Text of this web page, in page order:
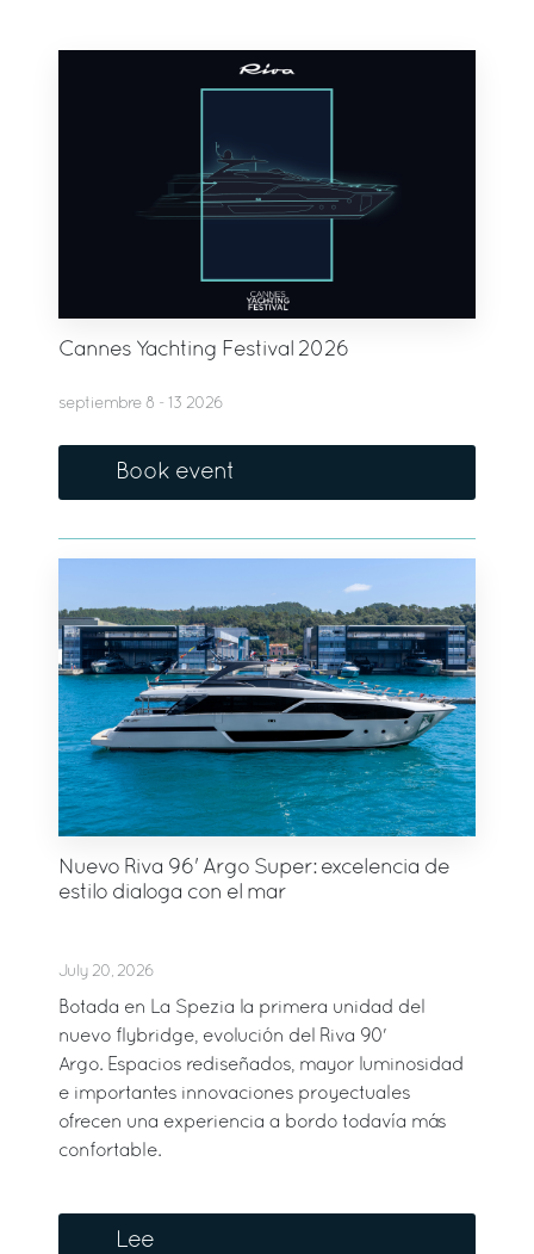
Cannes Yachting Festival 2026
septiembre 8 - 13 2026
Book event
Nuevo Riva 96' Argo Super: excelencia de
estilo dialoga con el mar
July 20, 2026
Botada en La Spezia la primera unidad del
nuevo flybridge, evolución del Riva 90'
Argo. Espacios rediseñados, mayor luminosidad
e importantes innovaciones proyectuales
ofrecen una experiencia a bordo todavía más
confortable.
Lee